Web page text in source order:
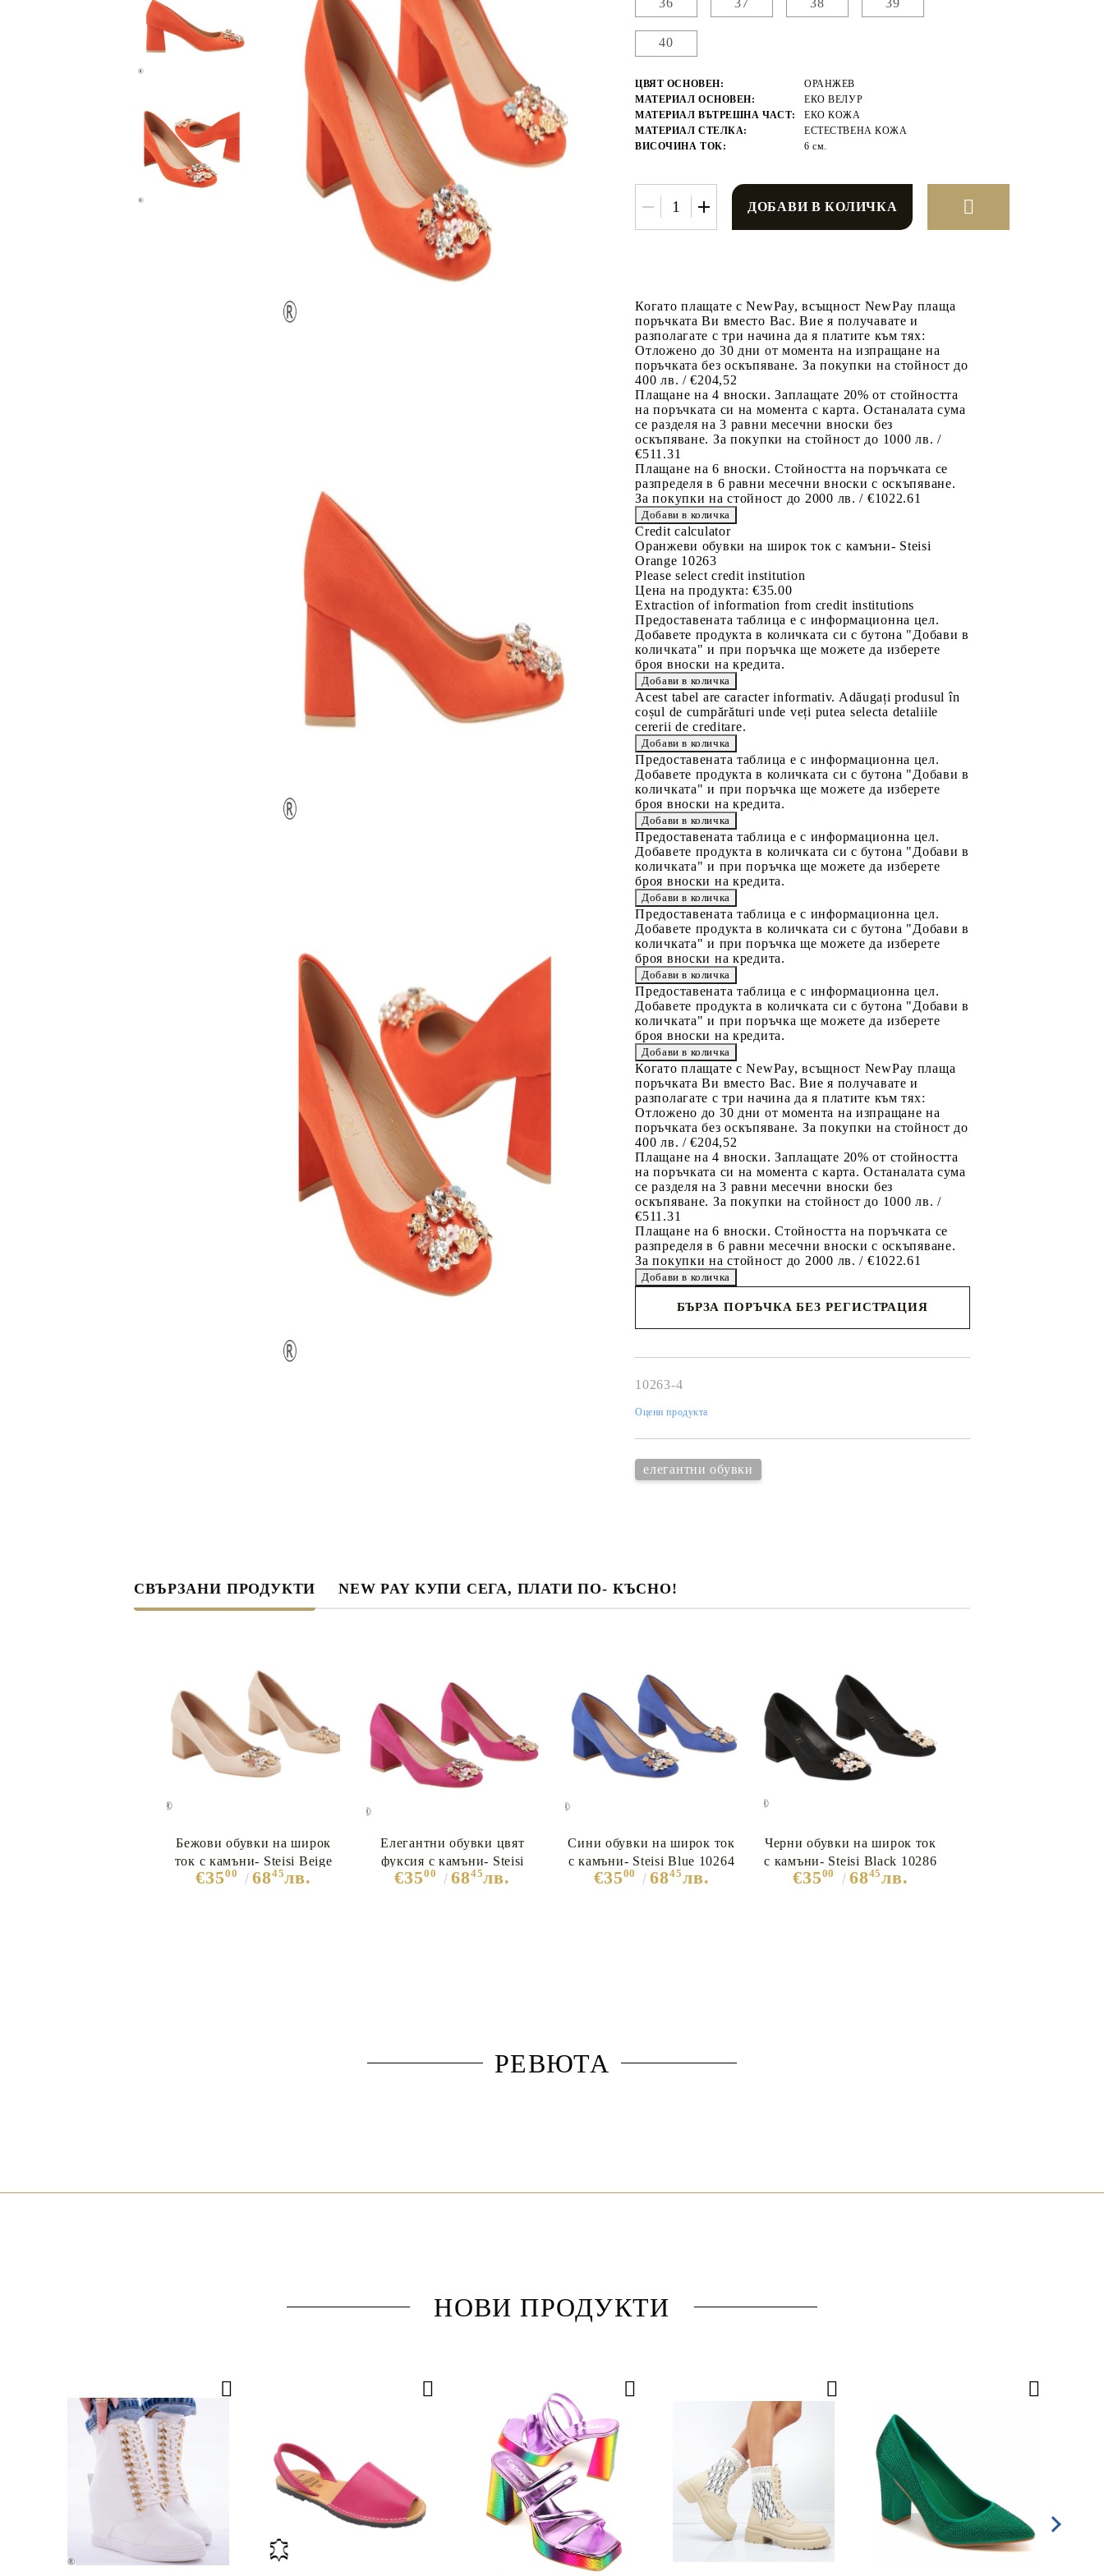
Домашни чехли
36 37 38 39
40
ЦВЯТ ОСНОВЕН:
ОРАНЖЕВ
МАТЕРИАЛ ОСНОВЕН:
ЕКО ВЕЛУР
МАТЕРИАЛ ВЪТРЕШНА ЧАСТ:
ЕКО КОЖА
МАТЕРИАЛ СТЕЛКА:
ЕСТЕСТВЕНА КОЖА
ВИСОЧИНА ТОК:
6 см.
Когато плащате с NewPay, всъщност NewPay плаща
поръчката Ви вместо Вас. Вие я получавате и
разполагате с три начина да я платите към тях:
Отложено до 30 дни от момента на изпращане на
поръчката без оскъпяване. За покупки на стойност до
400 лв. / €204,52
Плащане на 4 вноски. Заплащате 20% от стойността
на поръчката си на момента с карта. Останалата сума
се разделя на 3 равни месечни вноски без
оскъпяване. За покупки на стойност до 1000 лв. /
€511.31
Плащане на 6 вноски. Стойността на поръчката се
разпределя в 6 равни месечни вноски с оскъпяване.
За покупки на стойност до 2000 лв. / €1022.61
Credit calculator
Оранжеви обувки на широк ток с камъни- Steisi
Orange 10263
Please select credit institution
Цена на продукта: €35.00
Extraction of information from credit institutions
Предоставената таблица е с информационна цел.
Добавете продукта в количката си с бутона "Добави в
количката" и при поръчка ще можете да изберете
броя вноски на кредита.
Acest tabel are caracter informativ. Adăugați produsul în
coșul de cumpărături unde veți putea selecta detaliile
cererii de creditare.
Предоставената таблица е с информационна цел.
Добавете продукта в количката си с бутона "Добави в
количката" и при поръчка ще можете да изберете
броя вноски на кредита.
Предоставената таблица е с информационна цел.
Добавете продукта в количката си с бутона "Добави в
количката" и при поръчка ще можете да изберете
броя вноски на кредита.
Предоставената таблица е с информационна цел.
Добавете продукта в количката си с бутона "Добави в
количката" и при поръчка ще можете да изберете
броя вноски на кредита.
Предоставената таблица е с информационна цел.
Добавете продукта в количката си с бутона "Добави в
количката" и при поръчка ще можете да изберете
броя вноски на кредита.
Когато плащате с NewPay, всъщност NewPay плаща
поръчката Ви вместо Вас. Вие я получавате и
разполагате с три начина да я платите към тях:
Отложено до 30 дни от момента на изпращане на
поръчката без оскъпяване. За покупки на стойност до
400 лв. / €204,52
Плащане на 4 вноски. Заплащате 20% от стойността
на поръчката си на момента с карта. Останалата сума
се разделя на 3 равни месечни вноски без
оскъпяване. За покупки на стойност до 1000 лв. /
€511.31
Плащане на 6 вноски. Стойността на поръчката се
разпределя в 6 равни месечни вноски с оскъпяване.
За покупки на стойност до 2000 лв. / €1022.61
БЪРЗА ПОРЪЧКА БЕЗ РЕГИСТРАЦИЯ
рамките на работния ден.
10263-4
Оцени продукта
елегантни обувки
СВЪРЗАНИ ПРОДУКТИ NEW PAY КУПИ СЕГА, ПЛАТИ ПО- КЪСНО!
Бежови обувки на широк
ток с камъни- Steisi Beige
10262
€3500 6845лв.
Елегантни обувки цвят
фуксия с камъни- Steisi
10261
€3500 6845лв.
Сини обувки на широк ток
с камъни- Steisi Blue 10264
€3500 6845лв.
Черни обувки на широк ток
с камъни- Steisi Black 10286
€3500 6845лв.
РЕВЮТА
НОВИ ПРОДУКТИ